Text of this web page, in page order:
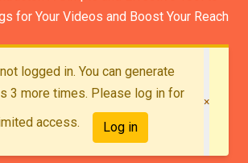
for Your Videos and Boost Your Reach
logged in. You can generate
3 more times. Please log in for
access.
Log in
×